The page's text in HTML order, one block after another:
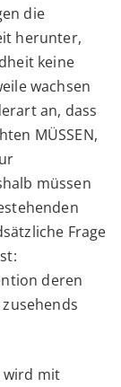
die
herunter,
keine
wachsen
an, dass
MÜSSEN,
müssen
Frage
deren
wird mit